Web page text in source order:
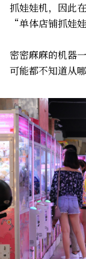
抓娃娃机，因此
“单体店铺抓娃
密密麻麻的机器
可能都不知道从